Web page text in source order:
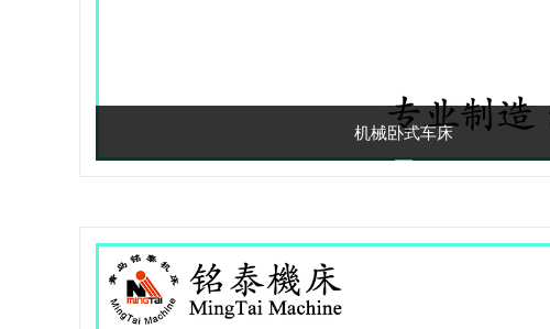
机械卧式车床